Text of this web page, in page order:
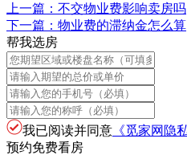
上一篇： 不交物业费影响卖房吗
下一篇： 物业费的滞纳金怎么算
帮我选房
我已阅读并同意 《觅家网隐
预约免费看房